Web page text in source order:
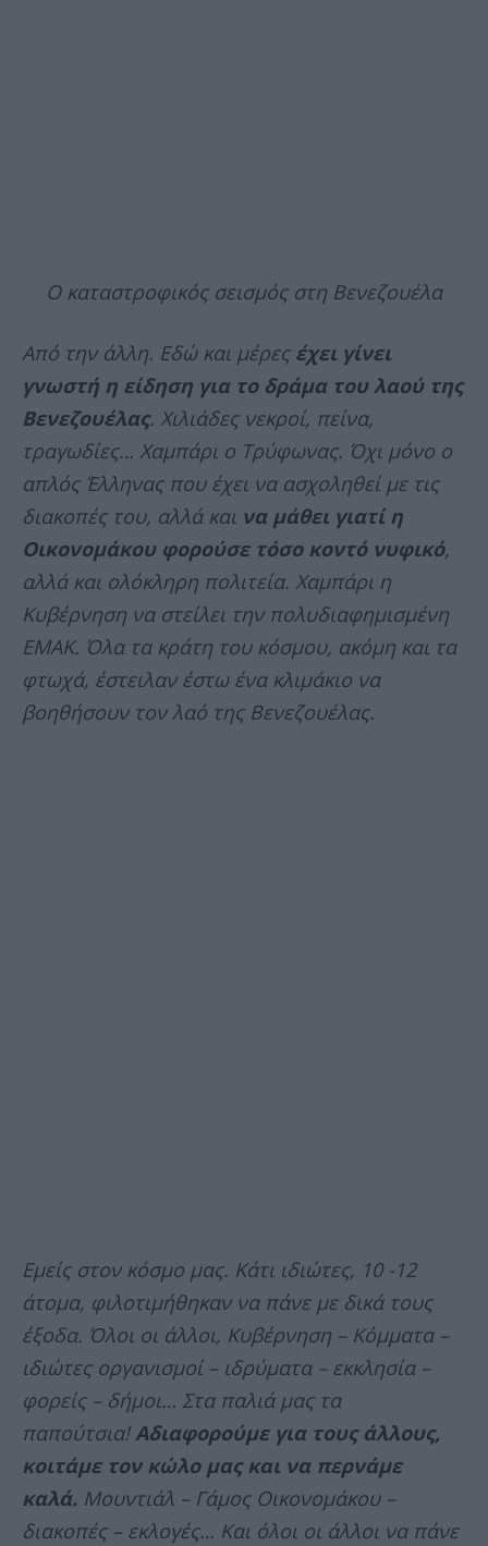
Ο καταστροφικός σεισμός στη Βενεζουέλα
Από την άλλη. Εδώ και μέρες έχει γίνει
γνωστή η είδηση για το δράμα του λαού της
Βενεζουέλας. Χιλιάδες νεκροί, πείνα,
τραγωδίες… Χαμπάρι ο Τρύφωνας. Όχι μόνο ο
απλός Έλληνας που έχει να ασχοληθεί με τις
διακοπές του, αλλά και να μάθει γιατί η
Οικονομάκου φορούσε τόσο κοντό νυφικό,
αλλά και ολόκληρη πολιτεία. Χαμπάρι η
Κυβέρνηση να στείλει την πολυδιαφημισμένη
ΕΜΑΚ. Όλα τα κράτη του κόσμου, ακόμη και τα
φτωχά, έστειλαν έστω ένα κλιμάκιο να
βοηθήσουν τον λαό της Βενεζουέλας.
Εμείς στον κόσμο μας. Κάτι ιδιώτες, 10 -12
άτομα, φιλοτιμήθηκαν να πάνε με δικά τους
έξοδα. Όλοι οι άλλοι, Κυβέρνηση – Κόμματα –
ιδιώτες οργανισμοί – ιδρύματα – εκκλησία –
φορείς – δήμοι… Στα παλιά μας τα
παπούτσια!Αδιαφορούμε για τους άλλους,
κοιτάμε τον κώλο μας και να περνάμε
καλά. Μουντιάλ – Γάμος Οικονομάκου –
διακοπές – εκλογές… Και όλοι οι άλλοι να πάνε